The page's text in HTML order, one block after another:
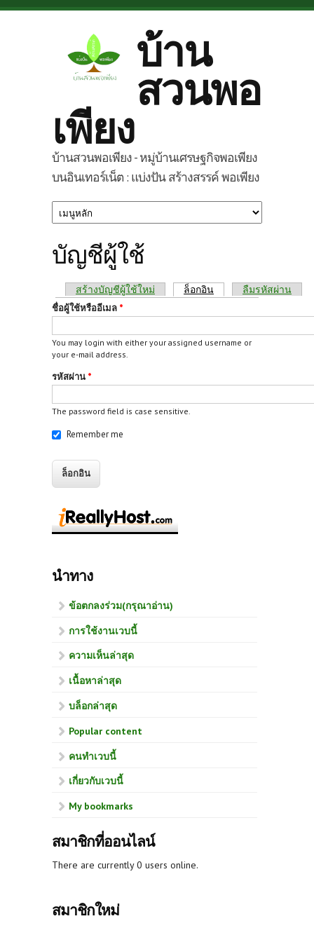
Skip to main content
บ้าน
สวนพอ
เพียง
บ้านสวนพอเพียง - หมู่บ้านเศรษฐกิจพอเพียง
บนอินเทอร์เน็ต : แบ่งปัน สร้างสรรค์ พอเพียง
บัญชีผู้ใช้
แท็บหลัก
สร้างบัญชีผู้ใช้ใหม่ ล็อกอิน (แท็บปัจจุบัน)
ลืมรหัสผ่าน
ชื่อผู้ใช้หรืออีเมล *
You may login with either your assigned username or
your e-mail address.
รหัสผ่าน *
The password field is case sensitive.
Remember me
นำทาง
ข้อตกลงร่วม(กรุณาอ่าน)
การใช้งานเวบนี้
ความเห็นล่าสุด
เนื้อหาล่าสุด
บล็อกล่าสุด
Popular content
คนทำเวบนี้
เกี่ยวกับเวบนี้
My bookmarks
สมาชิกที่ออนไลน์
There are currently 0 users online.
สมาชิกใหม่